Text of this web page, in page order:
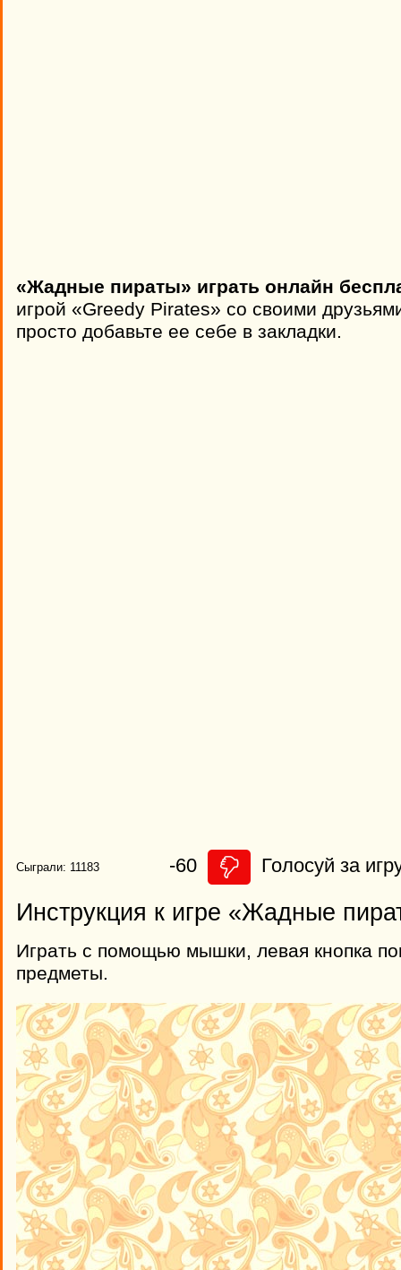
«Жадные пираты» играть онлайн
игрой «Greedy Pirates» со своими
просто добавьте ее себе в закладки.
Сыграли: 11183 -60 Голосуй за
Инструкция к игре «Жадные
Играть с помощью мышки, левая кнопка
предметы.